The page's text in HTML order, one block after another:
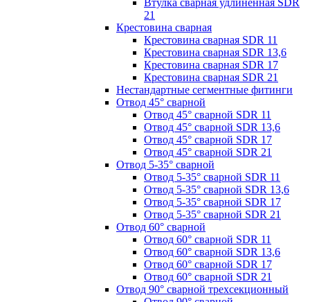
Втулка сварная удлиненная SDR
21
Крестовина сварная
Крестовина сварная SDR 11
Крестовина сварная SDR 13,6
Крестовина сварная SDR 17
Крестовина сварная SDR 21
Нестандартные сегментные фитинги
Отвод 45° сварной
Отвод 45° сварной SDR 11
Отвод 45° сварной SDR 13,6
Отвод 45° сварной SDR 17
Отвод 45° сварной SDR 21
Отвод 5-35° сварной
Отвод 5-35° сварной SDR 11
Отвод 5-35° сварной SDR 13,6
Отвод 5-35° сварной SDR 17
Отвод 5-35° сварной SDR 21
Отвод 60° сварной
Отвод 60° сварной SDR 11
Отвод 60° сварной SDR 13,6
Отвод 60° сварной SDR 17
Отвод 60° сварной SDR 21
Отвод 90° сварной трехсекционный